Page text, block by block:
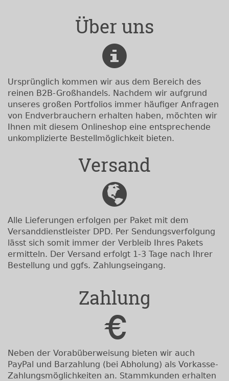
Über uns
Ursprünglich kommen wir aus dem Bereich des
reinen B2B-Großhandels. Nachdem wir aufgrund
unseres großen Portfolios immer häufiger Anfragen
von Endverbrauchern erhalten haben, möchten wir
Ihnen mit diesem Onlineshop eine entsprechende
unkomplizierte Bestellmöglichkeit bieten.
Versand
Alle Lieferungen erfolgen per Paket mit dem
Versanddienstleister DPD. Per Sendungsverfolgung
lässt sich somit immer der Verbleib Ihres Pakets
ermitteln. Der Versand erfolgt 1-3 Tage nach Ihrer
Bestellung und ggfs. Zahlungseingang.
Zahlung
Neben der Vorabüberweisung bieten wir auch
PayPal und Barzahlung (bei Abholung) als Vorkasse-
Zahlungsmöglichkeiten an. Stammkunden erhalten